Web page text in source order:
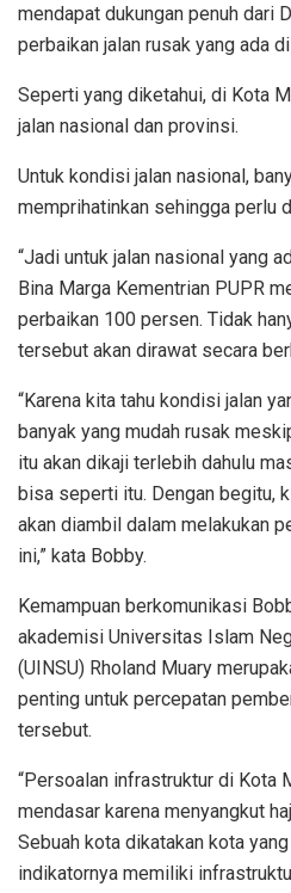
mendapat dukungan penuh dari
perbaikan jalan rusak yang ada
Seperti yang diketahui, di Kota
jalan nasional dan provinsi.
Untuk kondisi jalan nasional,
memprihatinkan sehingga perlu
“Jadi untuk jalan nasional yang
Bina Marga Kementrian PUPR
perbaikan 100 persen. Tidak
tersebut akan dirawat secara
“Karena kita tahu kondisi jalan
banyak yang mudah rusak
itu akan dikaji terlebih dahulu
bisa seperti itu. Dengan begitu,
akan diambil dalam melakukan
ini,” kata Bobby.
Kemampuan berkomunikasi
akademisi Universitas Islam
(UINSU) Rholand Muary
penting untuk percepatan
tersebut.
“Persoalan infrastruktur di Kota
mendasar karena menyangkut
Sebuah kota dikatakan kota
indikatornya memiliki